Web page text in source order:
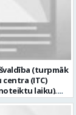
(turpmāk
(ITC)
laiku).
Ja Tev ir